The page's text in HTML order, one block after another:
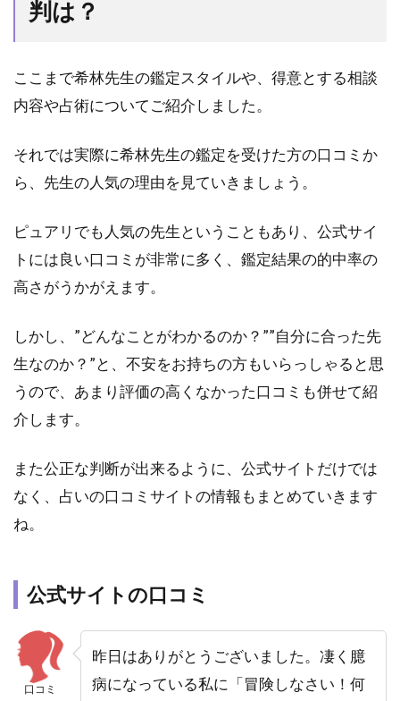
が得
師
5.1
(マリ
ア)先
生
青月
(セイ
先生
水希
(みず
き)先
マド
レー
ヌ先
と
め
判は？
ここまで希林先生の鑑定スタイルや、得意とする相談
内容や占術についてご紹介しました。
それでは実際に希林先生の鑑定を受けた方の口コミか
ら、先生の人気の理由を見ていきましょう。
ピュアリでも人気の先生ということもあり、公式サイ
トには良い口コミが非常に多く、鑑定結果の的中率の
高さがうかがえます。
しかし、”どんなことがわかるのか？””自分に合った先
生なのか？”と、不安をお持ちの方もいらっしゃると思
うので、あまり評価の高くなかった口コミも併せて紹
介します。
また公正な判断が出来るように、公式サイトだけでは
なく、占いの口コミサイトの情報もまとめていきます
ね。
公式サイトの口コミ
口コミ
昨日はありがとうございました。 凄く臆
病になっている私に「冒険しなさい！何